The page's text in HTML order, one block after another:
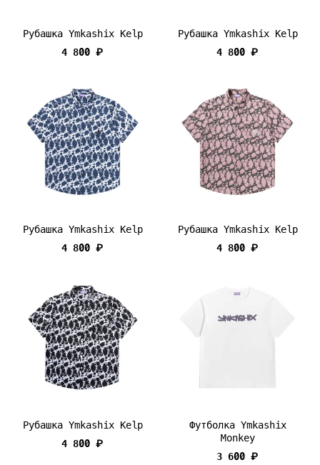
Рубашка Ymkashix Kelp
4 800 ₽
Рубашка Ymkashix Kelp
4 800 ₽
Рубашка Ymkashix Kelp
4 800 ₽
Рубашка Ymkashix Kelp
4 800 ₽
Рубашка Ymkashix Kelp
4 800 ₽
Футболка Ymkashix
Monkey
3 600 ₽